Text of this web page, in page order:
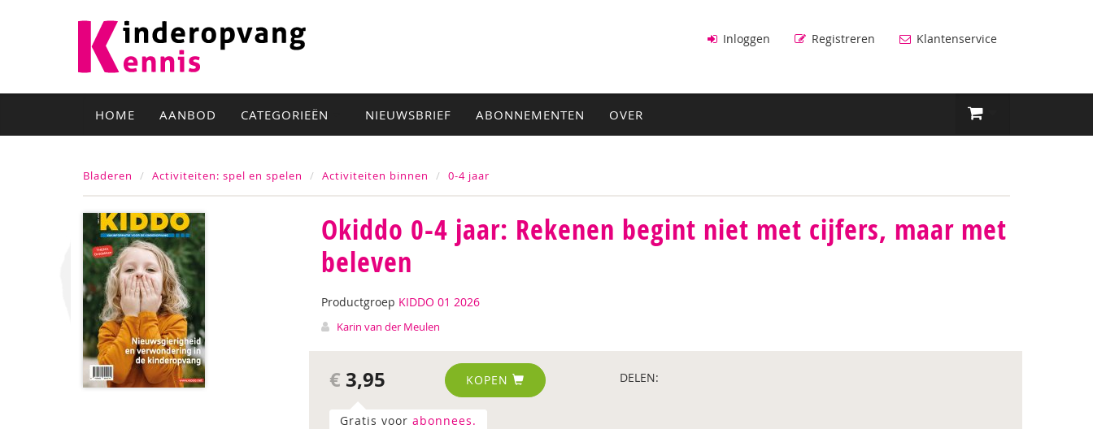
Inloggen Registreren Klantenservice
HOME AANBOD CATEGORIEËN NIEUWSBRIEF ABONNEMENTEN OVER
Bladeren Activiteiten: spel en spelen Activiteiten binnen 0-4 jaar
Okiddo 0-4 jaar: Rekenen begint niet met cijfers, maar met
beleven
Productgroep KIDDO 01 2026
Karin van der Meulen
€ 3,95 KOPEN DELEN:
Gratis voor abonnees.